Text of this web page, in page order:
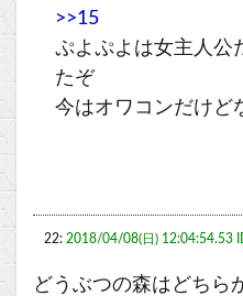
>>15
ぷよぷよは女主人公
たぞ
今はオワコンだけど
22: 2018/04/08(日) 12:04:54.53
どうぶつの森はどちら